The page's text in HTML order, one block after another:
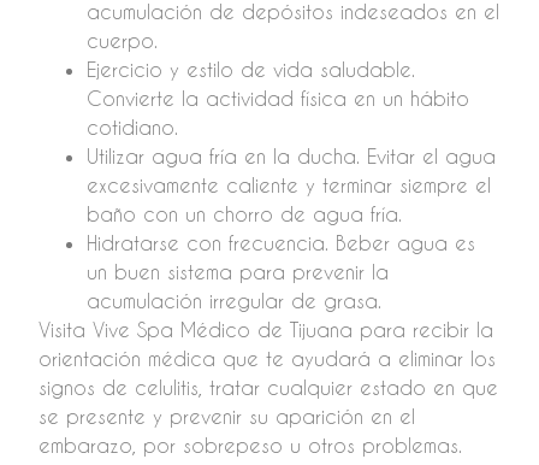
acumulación de depósitos indeseados en el
cuerpo.
Ejercicio y estilo de vida saludable.
Convierte la actividad física en un hábito
cotidiano.
Utilizar agua fría en la ducha. Evitar el agua
excesivamente caliente y terminar siempre el
baño con un chorro de agua fría.
Hidratarse con frecuencia. Beber agua es
un buen sistema para prevenir la
acumulación irregular de grasa.
Visita Vive Spa Médico de Tijuana para recibir la
orientación médica que te ayudará a eliminar los
signos de celulitis, tratar cualquier estado en que
se presente y prevenir su aparición en el
embarazo, por sobrepeso u otros problemas.